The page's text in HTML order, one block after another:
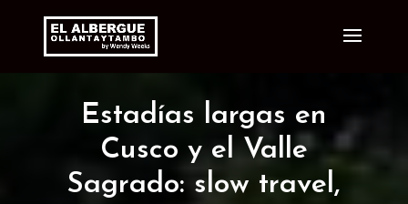
Estadías largas en
Cusco y el Valle
Sagrado: slow travel,